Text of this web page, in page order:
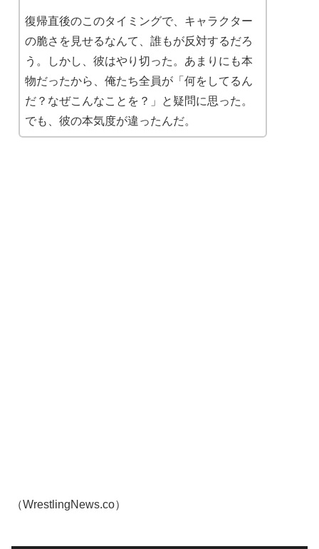
復帰直後のこのタイミングで、キャラクター
の脆さを見せるなんて、誰もが反対するだろ
う。しかし、彼はやり切った。あまりにも本
物だったから、俺たち全員が「何をしてるん
だ？なぜこんなことを？」と疑問に思った。
でも、彼の本気度が違ったんだ。
（WrestlingNews.co）